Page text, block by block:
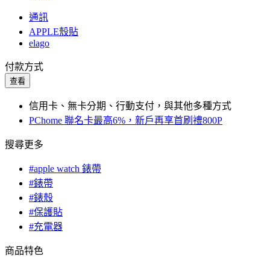
通訊
APPLE殼貼
elago
付款方式
查看
信用卡、無卡分期、行動支付，與其他多種方式
PChome 聯名卡最高6%，新戶再享首刷禮800P
搜尋更多
#apple watch 錶帶
#錶帶
#錶殼
#保護貼
#充電器
商品特色